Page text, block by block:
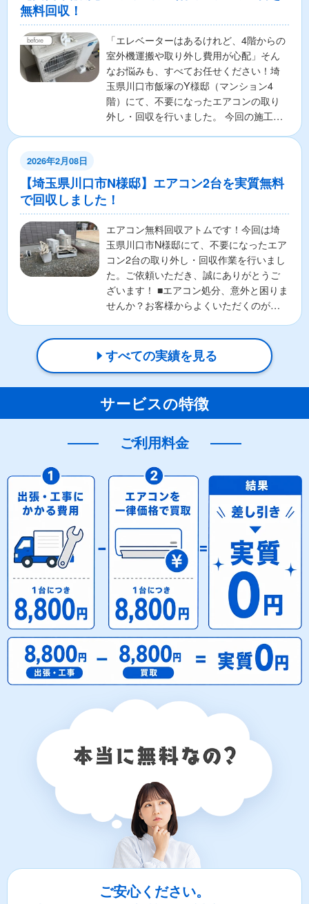
無料回収！
​「エレベーターはあるけれど、4階からの
室外機運搬や取り外し費用が心配」そん
なお悩みも、すべてお任せください！​埼
玉県川口市飯塚のY様邸（マンション4
階）にて、不要になったエアコンの取り
外し・回収を行いました。 ​今回の施工内
2026年2月08日
【埼玉県川口市N様邸】エアコン2台を実質無料
で回収しました！
エアコン無料回収アトムです！今回は埼
玉県川口市N様邸にて、不要になったエア
コン2台の取り外し・回収作業を行いまし
た。ご依頼いただき、誠にありがとうご
ざいます！ ■エアコン処分、意外と困りま
せんか？お客様からよくいただくのが、
すべての実績を見る
サービスの特徴
ご利用料金
ご安心ください。